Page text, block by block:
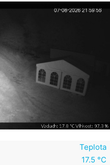
Teplota
17.5 °C